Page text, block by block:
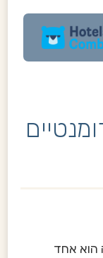
הוא אחד